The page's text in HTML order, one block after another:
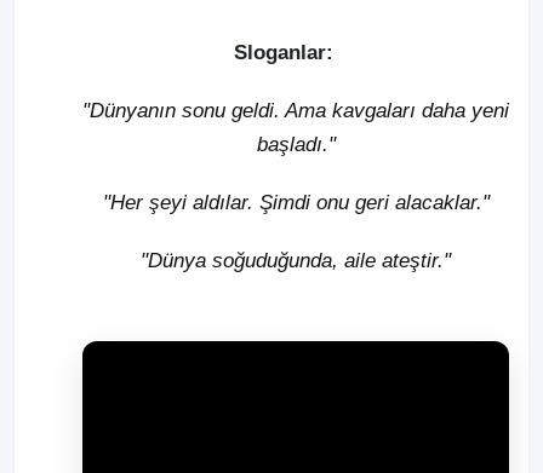
Sloganlar:
"Dünyanın sonu geldi. Ama kavgaları daha yeni
başladı."
"Her şeyi aldılar. Şimdi onu geri alacaklar."
"Dünya soğuduğunda, aile ateştir."